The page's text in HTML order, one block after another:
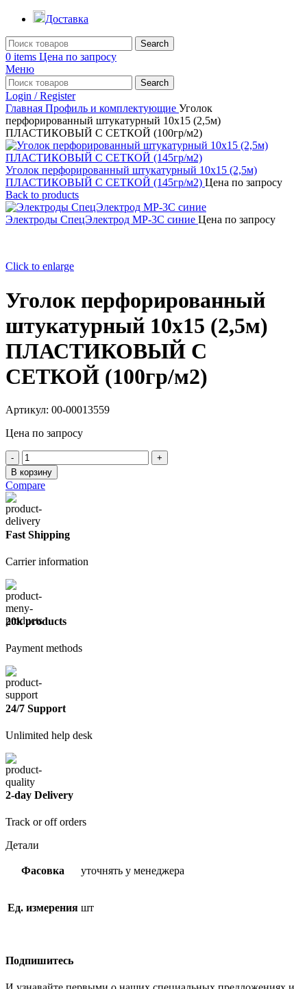
Доставка
Search
0 items Цена по запросу
Меню
Search
Login / Register
Главная Профиль и комплектующие Уголок
перфорированный штукатурный 10х15 (2,5м)
ПЛАСТИКОВЫЙ С СЕТКОЙ (100гр/м2)
Уголок перфорированный штукатурный 10х15 (2,5м)
ПЛАСТИКОВЫЙ С СЕТКОЙ (145гр/м2) Цена по запросу
Back to products
Электроды СпецЭлектрод МР-3С синие Цена по запросу
Click to enlarge
Уголок перфорированный
штукатурный 10х15 (2,5м)
ПЛАСТИКОВЫЙ С
СЕТКОЙ (100гр/м2)
Артикул: 00-00013559
Цена по запросу
Количество
товара
Уголок
перфорированный
штукатурный
10х15
(2,5м)
ПЛАСТИКОВЫЙ
СЕТКОЙ
м2)
В корзину
Compare
Fast Shipping
Carrier information
20k products
Payment methods
24/7 Support
Unlimited help desk
2-day Delivery
Track or off orders
Детали
Фасовка уточнять у менеджера
Ед. измерения шт
Подпишитесь